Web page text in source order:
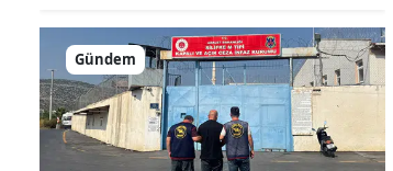
Gündem